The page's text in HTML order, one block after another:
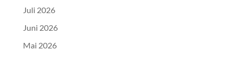
Juli 2026
Juni 2026
Mai 2026